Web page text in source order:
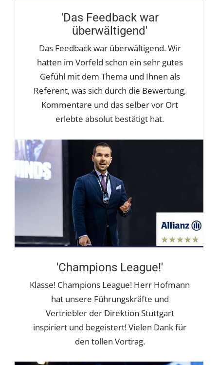
'Das Feedback war
überwältigend'
Das Feedback war überwältigend. Wir
hatten im Vorfeld schon ein sehr gutes
Gefühl mit dem Thema und Ihnen als
Referent, was sich durch die Bewertung,
Kommentare und das selber vor Ort
erlebte absolut bestätigt hat.
'Champions League!'
Klasse! Champions League! Herr Hofmann
hat unsere Führungskräfte und
Vertriebler der Direktion Stuttgart
inspiriert und begeistert! Vielen Dank für
den tollen Vortrag.